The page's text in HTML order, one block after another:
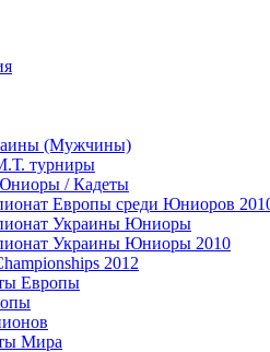
(Мужчины)
турниры
/ Кадеты
Европы среди Юниоров
Украины Юниоры
Украины Юниоры 2010
2012
Европы
Мира